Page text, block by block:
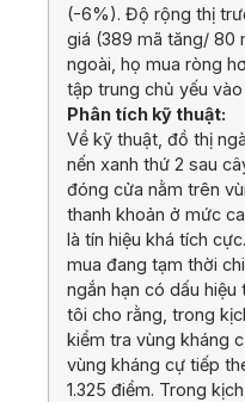
(-6%). Độ rộng thị
giá (389 mã tăng/ 80
ngoài, họ mua ròng
tập trung chủ yếu vào
Phân tích kỹ thuật:
Về kỹ thuật, đồ thị
nến xanh thứ 2 sau
đóng cửa nằm trên
thanh khoản ở mức
là tín hiệu khá tích
mua đang tạm thời
ngắn hạn có dấu
tôi cho rằng, trong
kiểm tra vùng kháng
vùng kháng cự tiếp
1.325 điểm. Trong